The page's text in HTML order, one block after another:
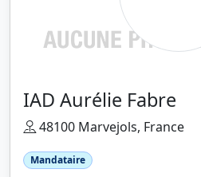
IAD Aurélie Fabre
48100 Marvejols, France
Mandataire